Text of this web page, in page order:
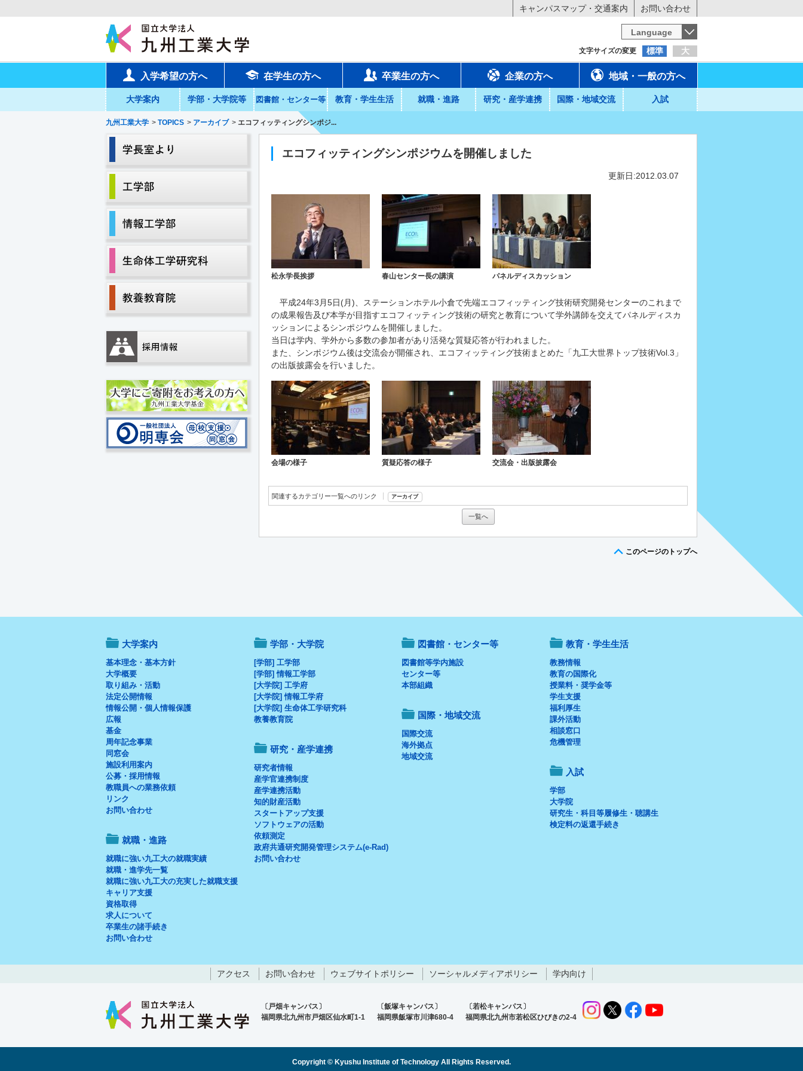
キャンパスマップ・交通案内 お問い合わせ
文字サイズの変更 標準 大
Language
入学希望の方へ 在学生の方へ 卒業生の方へ 企業の方へ 地域・一般の方へ
大学案内 学部・大学院等 図書館・センター等 教育・学生生活 就職・進路 研究・産学連携 国際・地域交流 入試
九州工業大学 > TOPICS > アーカイブ > エコフィッティングシンポジ...
エコフィッティングシンポジウムを開催しました
更新日:2012.03.07
松永学長挨拶 春山センター長の講演 パネルディスカッション
平成24年3月5日(月)、ステーションホテル小倉で先端エコフィッティング技術研究開発センターのこれまで
の成果報告及び本学が目指すエコフィッティング技術の研究と教育について学外講師を交えてパネルディスカ
ッションによるシンポジウムを開催しました。
当日は学内、学外から多数の参加者があり活発な質疑応答が行われました。
また、シンポジウム後は交流会が開催され、エコフィッティング技術まとめた「九工大世界トップ技術Vol.3」
の出版披露会を行いました。
会場の様子 質疑応答の様子 交流会・出版披露会
関連するカテゴリー一覧へのリンク アーカイブ
一覧へ
このページのトップへ
大学案内
基本理念・基本方針
大学概要
取り組み・活動
法定公開情報
情報公開・個人情報保護
広報
基金
周年記念事業
同窓会
施設利用案内
公募・採用情報
教職員への業務依頼
リンク
お問い合わせ
就職・進路
就職に強い九工大の就職実績
就職・進学先一覧
就職に強い九工大の充実した就職支援
キャリア支援
資格取得
求人について
卒業生の諸手続き
お問い合わせ
学部・大学院
[学部] 工学部
[学部] 情報工学部
[大学院] 工学府
[大学院] 情報工学府
[大学院] 生命体工学研究科
教養教育院
研究・産学連携
研究者情報
産学官連携制度
産学連携活動
知的財産活動
スタートアップ支援
ソフトウェアの活動
依頼測定
政府共通研究開発管理システム(e-Rad)
お問い合わせ
図書館・センター等
図書館等学内施設
センター等
本部組織
国際・地域交流
国際交流
海外拠点
地域交流
教育・学生生活
教務情報
教育の国際化
授業料・奨学金等
学生支援
福利厚生
課外活動
相談窓口
危機管理
入試
学部
大学院
研究生・科目等履修生・聴講生
検定料の返還手続き
アクセス お問い合わせ ウェブサイトポリシー ソーシャルメディアポリシー 学内向け
〔戸畑キャンパス〕
福岡県北九州市戸畑区仙水町1-1
〔飯塚キャンパス〕
福岡県飯塚市川津680-4
〔若松キャンパス〕
福岡県北九州市若松区ひびきの2-4
Copyright © Kyushu Institute of Technology All Rights Reserved.